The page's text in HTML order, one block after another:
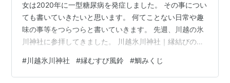
女は2020年に一型糖尿病を発症しました。 その事につい
ても書いていきたいと思います。 何てことない日常や趣
味の事等をつらつらと書いていきます。 先週、川越の氷
川神社に参拝してきました。 川越氷川神社｜縁結びの神
を見るために。 鳥居をくぐるとすぐにカラフルな風鈴が
下げられていて、風が吹くとチリンチリンと響いて涼し
#川越氷川神社 #縁むすび風鈴 #鯛みくじ